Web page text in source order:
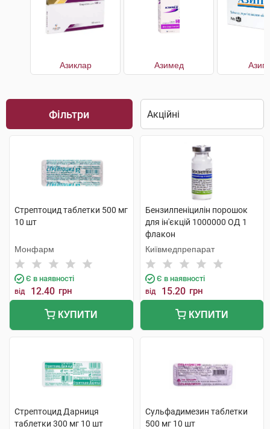
Азиклар Азимед
Фільтри
Стрептоцид таблетки 500 мг
10 шт
Монфарм
Є в наявності
від 12.40 грн
КУПИТИ
Бензилпеніцилін порошок
для ін'єкцій 1000000 ОД 1
флакон
Київмедпрепарат
Є в наявності
від 15.20 грн
КУПИТИ
Стрептоцид Дарниця
таблетки 300 мг 10 шт
Сульфадимезин таблетки
500 мг 10 шт